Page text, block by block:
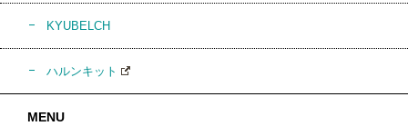
KYUBELCH
ハルンキット
MENU